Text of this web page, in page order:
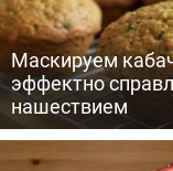
Маскируем
эффектно
нашествием